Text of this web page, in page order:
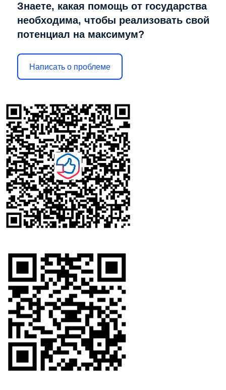
Знаете, какая помощь от государства
необходима, чтобы реализовать свой
потенциал на максимум?
Написать о проблеме